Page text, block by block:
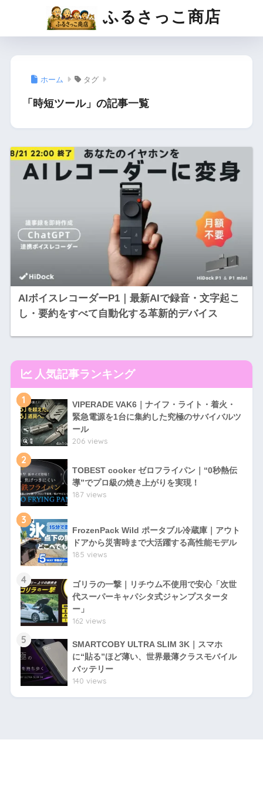
ふるさっこ商店
ホーム タグ
「時短ツール」の記事一覧
AIボイスレコーダーP1｜最新AIで録音・文字起こ
し・要約をすべて自動化する革新的デバイス
人気記事ランキング
1
VIPERADE VAK6｜ナイフ・ライト・着火・
緊急電源を1台に集約した究極のサバイバルツ
ール
206 views
2
TOBEST cooker ゼロフライパン｜“0秒熱伝
導”でプロ級の焼き上がりを実現！
187 views
3
FrozenPack Wild ポータブル冷蔵庫｜アウト
ドアから災害時まで大活躍する高性能モデル
185 views
4
ゴリラの一撃｜リチウム不使用で安心「次世
代スーパーキャパシタ式ジャンプスタータ
ー」
162 views
5
SMARTCOBY ULTRA SLIM 3K｜スマホ
に“貼る”ほど薄い、世界最薄クラスモバイル
バッテリー
140 views